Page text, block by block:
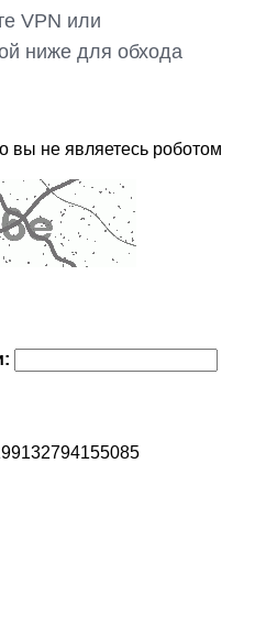
VPN или
ниже для обхода
вы не являетесь роботом